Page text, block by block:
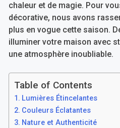
chaleur et de magie. Pour
décorative, nous avons
plus en vogue cette saison.
illuminer votre maison avec
une atmosphère inoubliable.
Table of Contents
Lumières Étincelantes
Couleurs Éclatantes
Nature et Authenticité